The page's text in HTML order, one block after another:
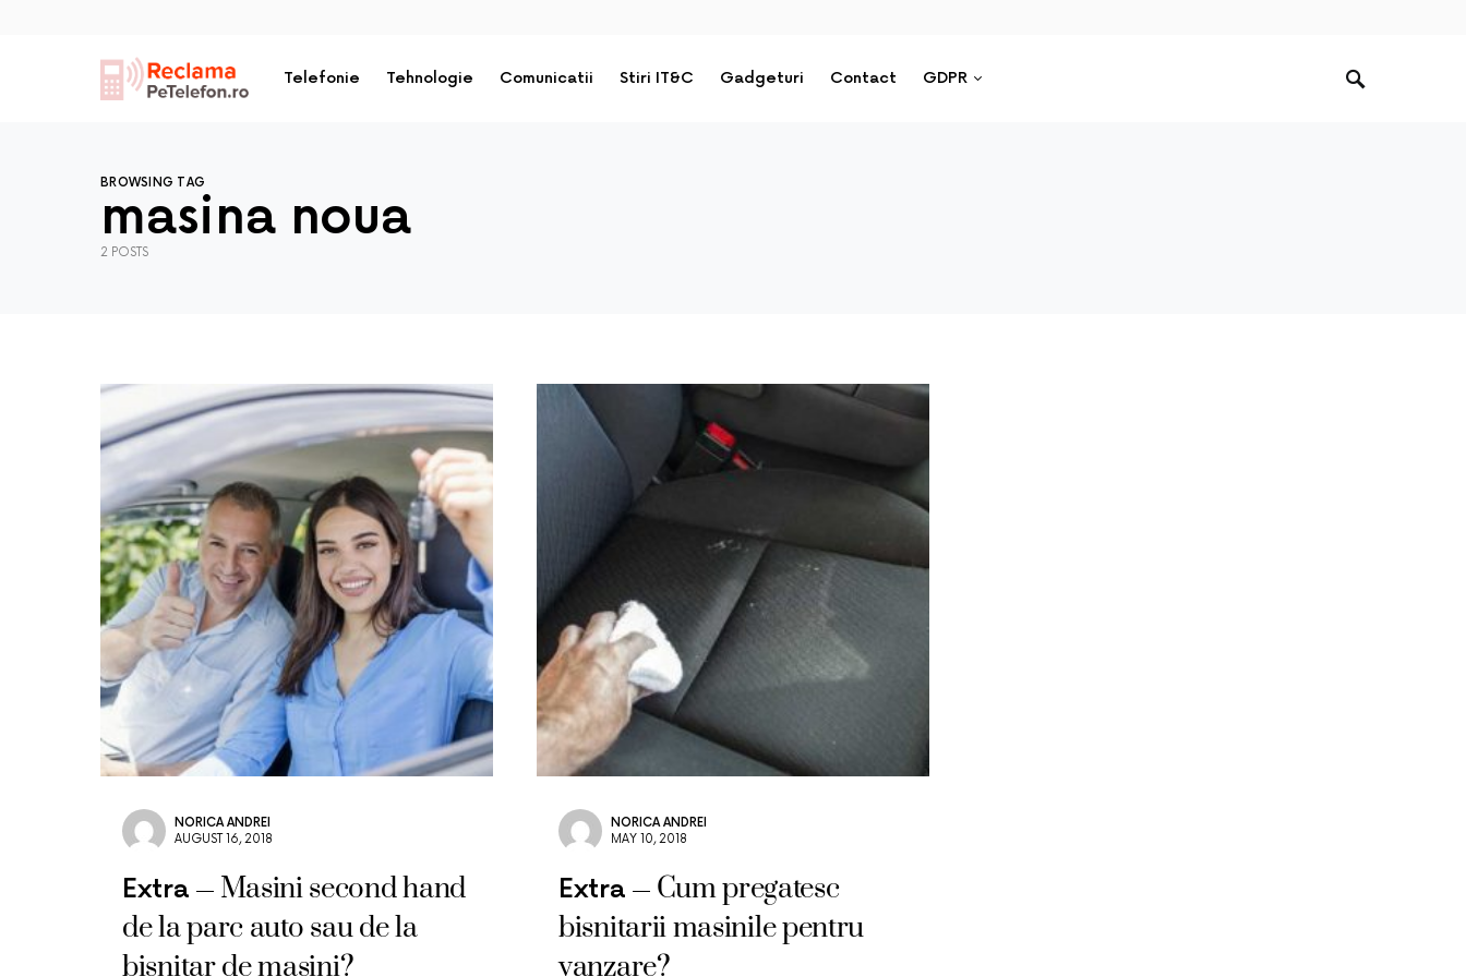
Telefonie Tehnologie Comunicatii Stiri IT&C Gadgeturi Contact GDPR
BROWSING TAG
masina noua
2 POSTS
NORICA ANDREI
AUGUST 16, 2018
Extra
Masini second hand
de la parc auto sau de la
bisnitar de masini?
NORICA ANDREI
MAY 10, 2018
Extra
Cum pregatesc
bisnitarii masinile pentru
vanzare?